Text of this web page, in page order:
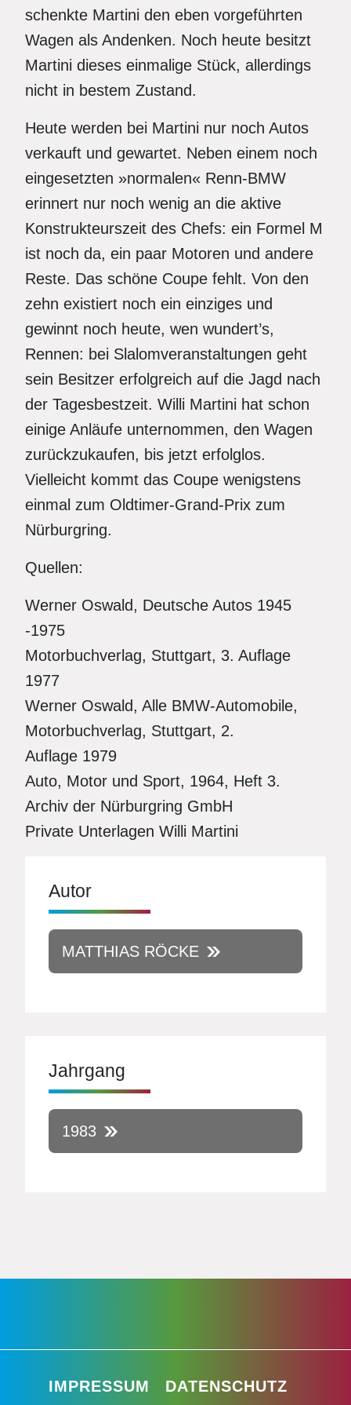
schenkte Martini den eben vorgeführten
Wagen als Andenken. Noch heute besitzt
Martini dieses einmalige Stück, allerdings
nicht in bestem Zustand.
Heute werden bei Martini nur noch Autos
verkauft und gewartet. Neben einem noch
eingesetzten »normalen« Renn-BMW
erinnert nur noch wenig an die aktive
Konstrukteurszeit des Chefs: ein Formel M
ist noch da, ein paar Motoren und andere
Reste. Das schöne Coupe fehlt. Von den
zehn existiert noch ein einziges und
gewinnt noch heute, wen wundert’s,
Rennen: bei Slalomveranstaltungen geht
sein Besitzer erfolgreich auf die Jagd nach
der Tagesbestzeit. Willi Martini hat schon
einige Anläufe unternommen, den Wagen
zurückzukaufen, bis jetzt erfolglos.
Vielleicht kommt das Coupe wenigstens
einmal zum Oldtimer-Grand-Prix zum
Nürburgring.
Quellen:
Werner Oswald, Deutsche Autos 1945
-1975
Motorbuchverlag, Stuttgart, 3. Auflage
1977
Werner Oswald, Alle BMW-Automobile,
Motorbuchverlag, Stuttgart, 2.
Auflage 1979
Auto, Motor und Sport, 1964, Heft 3.
Archiv der Nürburgring GmbH
Private Unterlagen Willi Martini
Autor
MATTHIAS RÖCKE
Jahrgang
1983
IMPRESSUM DATENSCHUTZ